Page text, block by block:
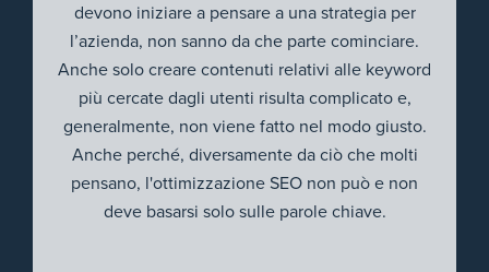
devono iniziare a pensare a una strategia per
l’azienda, non sanno da che parte cominciare.
Anche solo creare contenuti relativi alle keyword
più cercate dagli utenti risulta complicato e,
generalmente, non viene fatto nel modo giusto.
Anche perché, diversamente da ciò che molti
pensano, l'ottimizzazione SEO non può e non
deve basarsi solo sulle parole chiave.